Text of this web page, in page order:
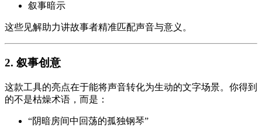
叙事暗示
这些见解助力讲故事者精准匹配声音与意义。
2. 叙事创意
这款工具的亮点在于能将声音转化为生动的文字场景。你得到
的不是枯燥术语，而是：
“阴暗房间中回荡的孤独钢琴”